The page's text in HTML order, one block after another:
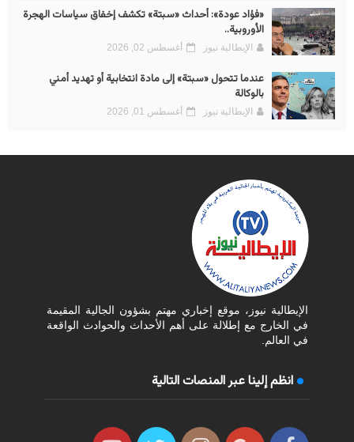
«فؤاد عودة»: أحداث «سبتة» تكشف إخفاق سياسات الهجرة
الأوروبية..
الإيطالية نيوز أغسطس 02, 2026
عندما تتحول «سبتة» إلى مادة انتخابية أو تهديد أمني
بالوكالة
الإيطالية نيوز أغسطس 01, 2026
الإيطالية نيوز، موقع إخباري مهتم بشؤون الجالية المقيمة
في الخارج مع إطلالة على أهم الأحداث والحوادث الواقعة
في العالم.
انظم إلينا عبر المنصات التالية